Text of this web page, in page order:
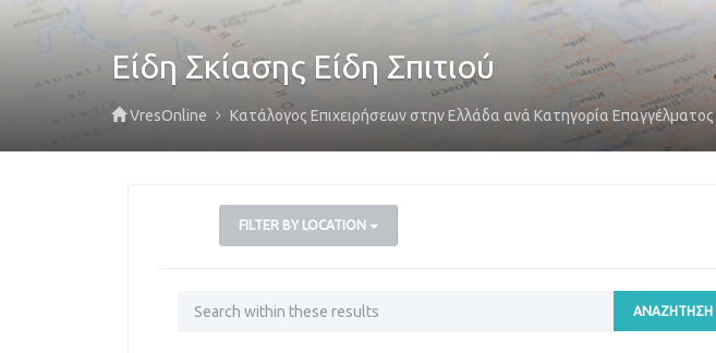
Είδη Σκίασης Είδη Σπιτιού
VresOnline Κατάλογος Επιχειρήσεων στην Ελλάδα ανά Κατηγορία Επαγγέλματος
FILTER BY LOCATION
ΑΝΑΖΉΤΗΣΗ